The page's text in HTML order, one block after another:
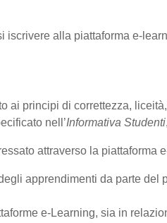
iscrivere alla piattaforma e-
ai principi di correttezza,
nell’Informativa Studenti
attraverso la
apprendimenti da parte
e-Learning, sia in